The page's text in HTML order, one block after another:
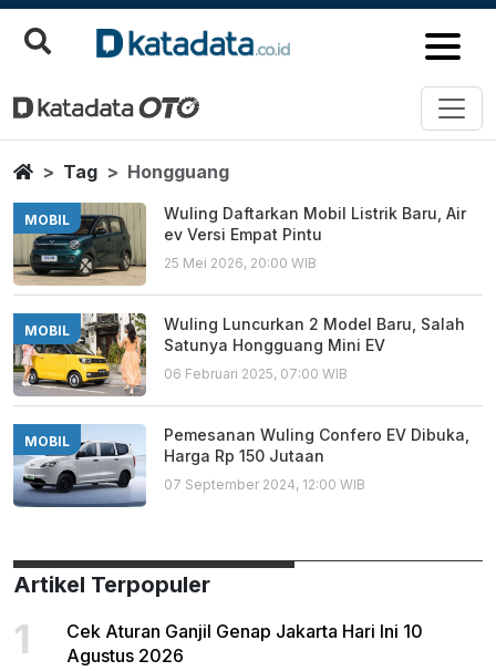
Hongguang
Berita Terbaru
HomeTag Hongguang
MOBIL
Wuling Daftarkan Mobil Listrik Baru, Air
ev Versi Empat Pintu
25 Mei 2026, 20:00 WIB
MOBIL
Wuling Luncurkan 2 Model Baru, Salah
Satunya Hongguang Mini EV
06 Februari 2025, 07:00 WIB
MOBIL
Pemesanan Wuling Confero EV Dibuka,
Harga Rp 150 Jutaan
07 September 2024, 12:00 WIB
Artikel Terpopuler
1
Cek Aturan Ganjil Genap Jakarta Hari Ini 10
Agustus 2026